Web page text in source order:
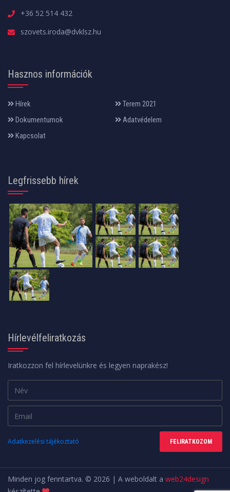
+36 52 514 432
szovets.iroda@dvklsz.hu
Hasznos információk
Hírek
Terem 2021
Dokumentumok
Adatvédelem
Kapcsolat
Legfrissebb hírek
Hírlevélfeliratkozás
Iratkozzon fel hírlevelünkre és legyen naprakész!
Adatkezelési tájékoztató FELIRATKOZOM
Minden jog fenntartva. © 2026 | A weboldalt a web24design